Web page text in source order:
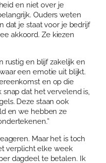
en niet over je
Ouders weten
dat je staat voor je bedrijf
akkoord. Ze kiezen
rustig en blijf zakelijk en
een emotie uit blijkt.
en op die
snap dat het vervelend is,
Deze staan ook
en we hebben ze
Maar het is toch
verplicht elke week
dagdeel te betalen. Ik